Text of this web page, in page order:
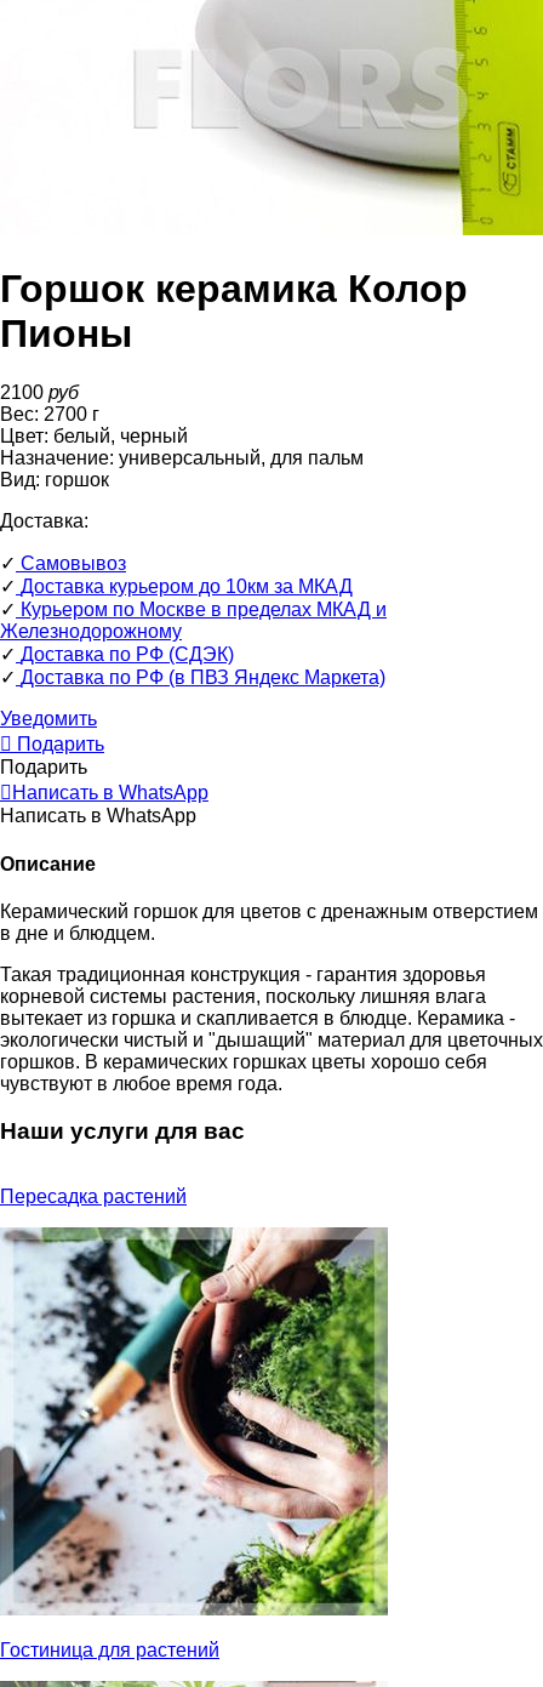
Горшок керамика Колор
Пионы
2100 руб
Вес: 2700 г
Цвет: белый, черный
Назначение: универсальный, для пальм
Вид: горшок
Доставка:
✓ Самовывоз
✓ Доставка курьером до 10км за МКАД
✓ Курьером по Москве в пределах МКАД и
Железнодорожному
✓ Доставка по РФ (СДЭК)
✓ Доставка по РФ (в ПВЗ Яндекс Маркета)
Уведомить
Подарить
Подарить
Написать в WhatsApp
Написать в WhatsApp
Описание
Керамический горшок для цветов c дренажным отверстием
в дне и блюдцем.
Такая традиционная конструкция - гарантия здоровья
корневой системы растения, поскольку лишняя влага
вытекает из горшка и скапливается в блюдце. Керамика -
экологически чистый и "дышащий" материал для цветочных
горшков. В керамических горшках цветы хорошо себя
чувствуют в любое время года.
Наши услуги для вас
Пересадка растений
Гостиница для растений